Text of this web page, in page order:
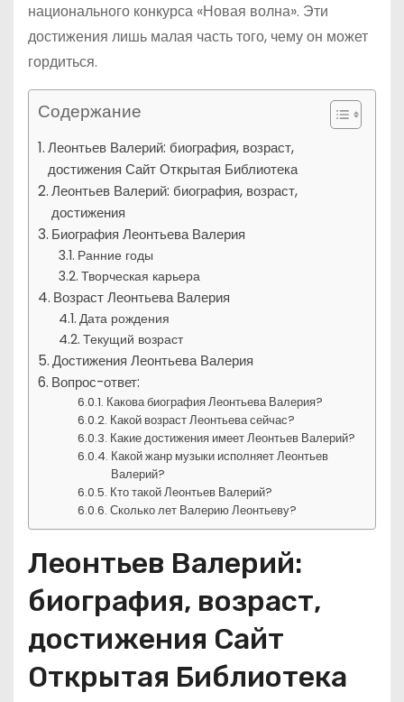
национального конкурса «Новая волна». Эти
достижения лишь малая часть того, чему он может
гордиться.
Содержание
Леонтьев Валерий: биография, возраст,
достижения Сайт Открытая Библиотека
Леонтьев Валерий: биография, возраст,
достижения
Биография Леонтьева Валерия
Ранние годы
Творческая карьера
Возраст Леонтьева Валерия
Дата рождения
Текущий возраст
Достижения Леонтьева Валерия
Вопрос-ответ:
Какова биография Леонтьева Валерия?
Какой возраст Леонтьева сейчас?
Какие достижения имеет Леонтьев Валерий?
Какой жанр музыки исполняет Леонтьев
Валерий?
Кто такой Леонтьев Валерий?
Сколько лет Валерию Леонтьеву?
Леонтьев Валерий:
биография, возраст,
достижения Сайт
Открытая Библиотека